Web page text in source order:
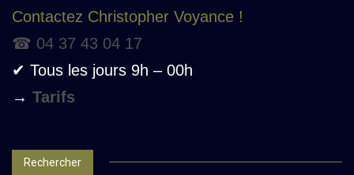
Contactez Christopher Voyance !
☎ 04 37 43 04 17
✔ Tous les jours 9h – 00h
→ Tarifs
Rechercher